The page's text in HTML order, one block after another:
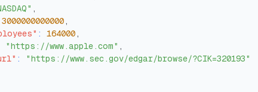
,
3000000000000 ,
: 164000 ,
"https://www.apple.com" ,
:
"https://www.sec.gov/edgar/browse/?CIK=320193"